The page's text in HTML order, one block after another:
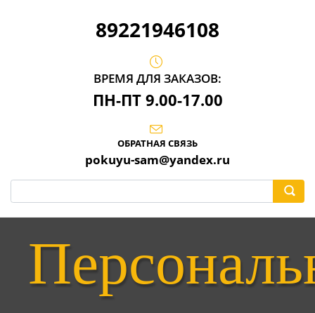
89221946108
ВРЕМЯ ДЛЯ ЗАКАЗОВ:
ПН-ПТ 9.00-17.00
ОБРАТНАЯ СВЯЗЬ
pokuyu-sam@yandex.ru